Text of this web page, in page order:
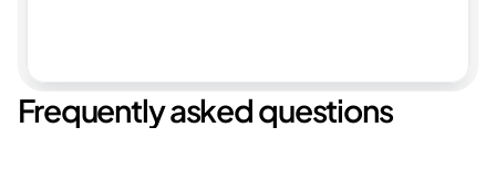
Frequently asked questions